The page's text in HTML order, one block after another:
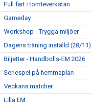
Full fart i tomteverkstan
Gameday
Workshop - Trygga miljöer
Dagens träning inställd (28/11)
Biljetter - Handbolls-EM 2026
Seriespel på hemmaplan
Veckans matcher
Lilla EM